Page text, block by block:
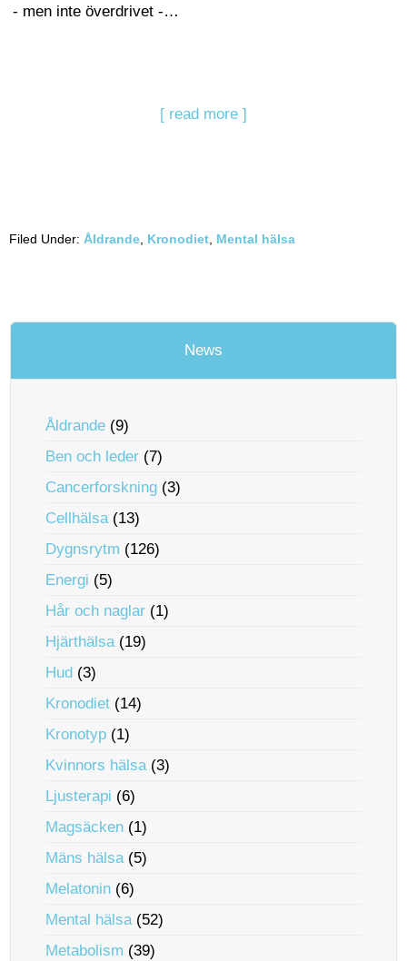
- men inte överdrivet -…
[ read more ]
Filed Under: Åldrande Kronodiet Mental hälsa
News
Åldrande (9)
Ben och leder (7)
Cancerforskning (3)
Cellhälsa(13)
Dygnsrytm (126)
Energi (5)
Hår och naglar (1)
Hjärthälsa(19)
Hud (3)
Kronodiet (14)
Kronotyp (1)
Kvinnors hälsa(3)
Ljusterapi (6)
Magsäcken (1)
Mäns hälsa(5)
Melatonin (6)
Mental hälsa(52)
Metabolism (39)